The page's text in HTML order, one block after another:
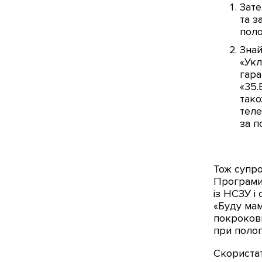
та
за
Тож
Програми
із НСЗУ і
«Буду
при